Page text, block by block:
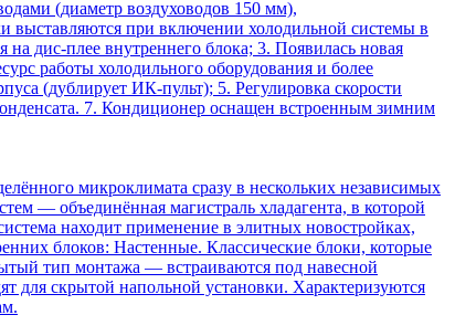
(диаметр воздуховодов 150 мм),
при включении холодильной системы в
дис-плее внутреннего блока; 3. Появилась новая
работы холодильного оборудования и более
(дублирует ИК-пульт); 5. Регулировка скорости
7. Кондиционер оснащен встроенным зимним
микроклимата сразу в нескольких независимых
— объединённая магистраль хладагента, в которой
находит применение в элитных новостройках,
блоков: Настенные. Классические блоки, которые
тип монтажа — встраиваются под навесной
скрытой напольной установки. Характеризуются